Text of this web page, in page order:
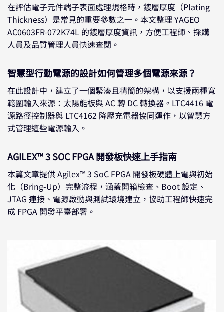
在評估電子元件端子表面處理規格時，鍍層厚度（Plating
Thickness）是常見的重要參數之一。本文整理 YAGEO
AC0603FR-072K74L 的鍍層厚度資訊，方便工程師、採購
人員及品質管理人員快速查閱。
智慧型行動電源的設計如何管理多個電源來源？
在此設計中，建立了一個緊湊且精簡的架構，以支援兩種寬
範圍輸入來源：太陽能板與 AC 轉 DC 轉換器。LTC4416 電
源路徑控制器與 LTC4162 降壓充電器協同運作，以智慧方
式管理這些電源輸入。
AGILEX™ 3 SOC FPGA 開發板快速上手指南
本篇文章提供 Agilex™ 3 SoC FPGA 開發板硬體上電與初始
化（Bring-Up）完整流程，涵蓋開箱檢查、Boot 設定、
JTAG 連接、電源啟動與測試環境建立，協助工程師快速完
成 FPGA 開發平臺部署。